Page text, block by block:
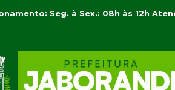
Seg. à Sex.: 08h às 12h